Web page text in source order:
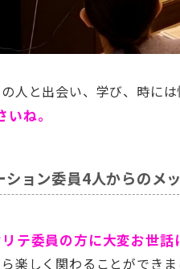
人と出会い、学び、時には
ね。
ョン委員4人からのメッ
テ委員の方に大変お世話
楽しく関わることができ